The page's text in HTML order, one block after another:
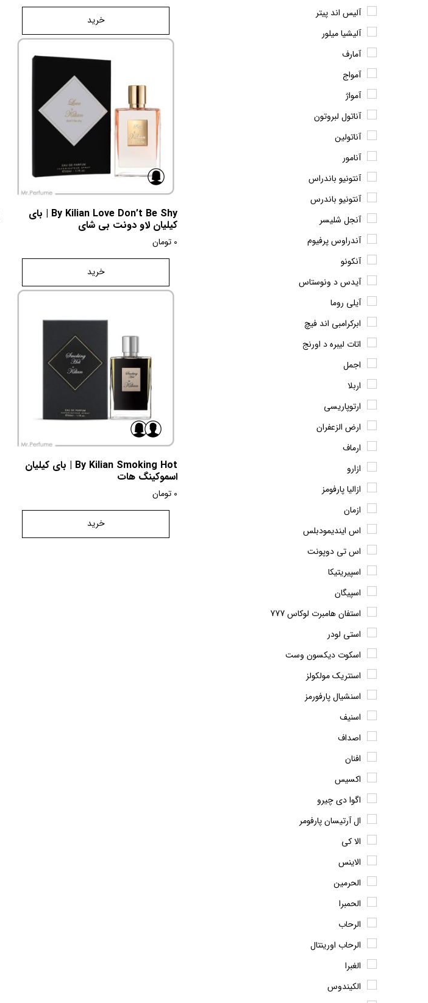
آلیس اند پیتر
آلیشیا میلور
آمارف
آمواج
آمواژ
آناتول لبروتون
آناتولین
آنامور
آنتونیو باندراس
آنتونیو باندرس
آنجل شلیسر
آندراوس پرفیوم
آنکونو
آیدس د ونوستاس
آیلی روما
ابرکرامبی اند فیچ
اتات لیبره د اورنج
اجمل
اربلا
ارتوپاریسی
ارض الزعفران
ارماف
ازارو
ازالیا پارفومز
ازمان
اس ایندیمودبلس
اس تی دوپونت
اسپیریتیکا
اسپیگان
استفان هامبرت لوکاس 777
استی لودر
اسکوت دیکسون وست
اسنتریک مولکولز
اسنشیال پارفورمز
اسنیف
اصداف
افنان
اکسیس
اگوا دی چیرو
ال آرتیسان پارفومر
الا کی
الاینس
الحرمین
الحمبرا
الرحاب
الرحاب اورینتال
الغبرا
الکیندوس
خرید
By Kilian Love Don’t Be Shy | بای
کیلیان لاو دونت بی شای
0 تومان
خرید
By Kilian Smoking Hot | بای کیلیان
اسموکینگ هات
0 تومان
خرید